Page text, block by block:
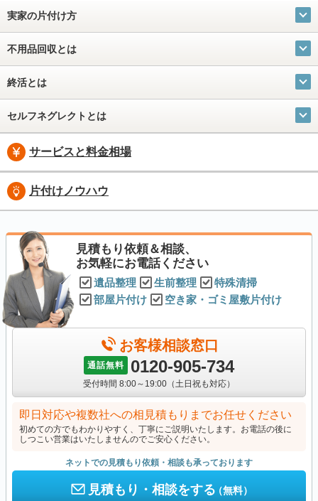
実家の片付け方
不用品回収とは
終活とは
セルフネグレクトとは
サービスと料金相場
片付けノウハウ
見積もり依頼＆相談、
お気軽にお電話ください
遺品整理 生前整理
特殊清掃
部屋片付け
空き家・ゴミ屋敷片付け
お客様相談窓口
通話無料 0120-905-734
受付時間 8:00～19:00（土日祝も対応）
即日対応や複数社への相見積もりまでお任せください
初めての方でもわかりやすく、丁寧にご説明いたします。お電話の後に
しつこい営業はいたしませんのでご安心ください。
ネットでの見積もり依頼・相談も承っております
見積もり・相談をする（無料）